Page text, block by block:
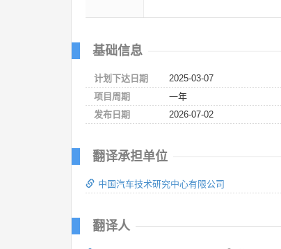
基础信息
计划下达日期
2025-03-07
项目周期
一年
发布日期
2026-07-02
翻译承担单位
中国汽车技术研究中心有限公司
翻译人